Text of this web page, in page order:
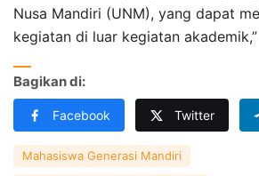
Nusa Mandiri (UNM), yang dapat
kegiatan di luar kegiatan
Bagikan di:
Facebook Twitter
Mahasiswa Generasi Mandiri